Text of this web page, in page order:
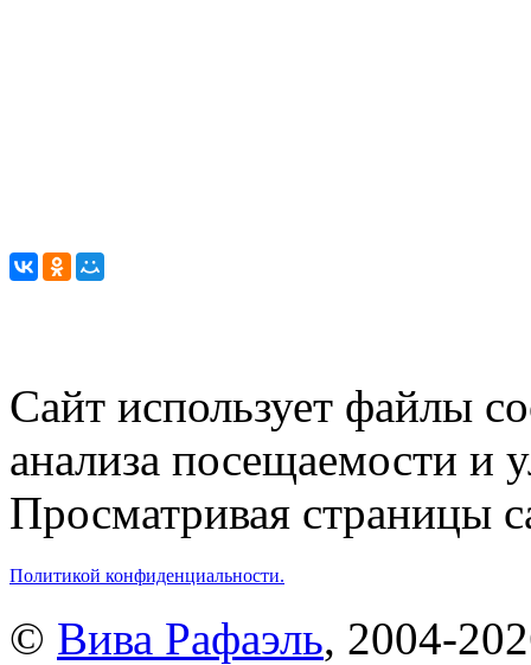
Сайт использует файлы
анализа посещаемости и
Просматривая страницы
Политикой конфиденциальности.
© Вива Рафаэль, 2004-